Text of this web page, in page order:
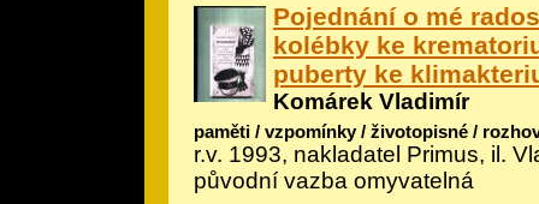
Pojednání o mé
kolébky ke
puberty ke
Komárek Vladimír
paměti / vzpomínky / životopisné /
r.v. 1993, nakladatel Primus, il.
původní vazba omyvatelná